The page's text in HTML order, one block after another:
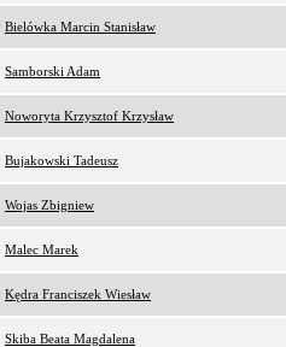
Bielówka Marcin Stanisław
Samborski Adam
Noworyta Krzysztof Krzysław
Bujakowski Tadeusz
Wojas Zbigniew
Malec Marek
Kędra Franciszek Wiesław
Skiba Beata Magdalena